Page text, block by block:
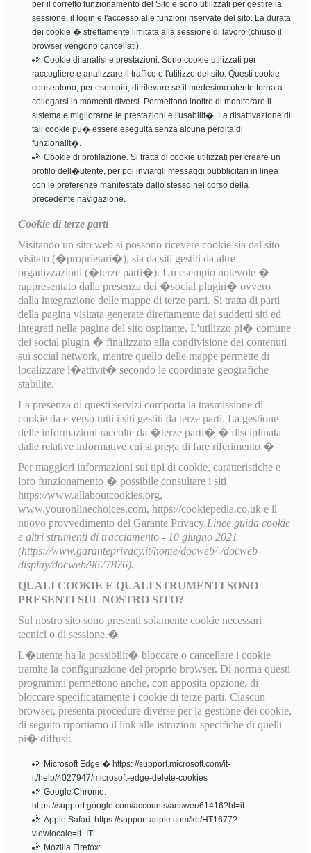
per il corretto funzionamento del Sito e sono utilizzati per gestire la
sessione, il login e l'accesso alle funzioni riservate del sito. La durata
dei cookie � strettamente limitata alla sessione di lavoro (chiuso il
browser vengono cancellati).
Cookie di analisi e prestazioni. Sono cookie utilizzati per
raccogliere e analizzare il traffico e l'utilizzo del sito. Questi cookie
consentono, per esempio, di rilevare se il medesimo utente torna a
collegarsi in momenti diversi. Permettono inoltre di monitorare il
sistema e migliorarne le prestazioni e l'usabilit�. La disattivazione di
tali cookie pu� essere eseguita senza alcuna perdita di
funzionalit�.
Cookie di profilazione. Si tratta di cookie utilizzati per creare un
profilo dell�utente, per poi inviargli messaggi pubblicitari in linea
con le preferenze manifestate dallo stesso nel corso della
precedente navigazione.
Cookie di terze parti
Visitando un sito web si possono ricevere cookie sia dal sito
visitato (�proprietari�), sia da siti gestiti da altre
organizzazioni (�terze parti�). Un esempio notevole �
rappresentato dalla presenza dei �social plugin� ovvero
dalla integrazione delle mappe di terze parti. Si tratta di parti
della pagina visitata generate direttamente dai suddetti siti ed
integrati nella pagina del sito ospitante. L'utilizzo pi� comune
dei social plugin � finalizzato alla condivisione dei contenuti
sui social network, mentre quello delle mappe permette di
localizzare l�attivit� secondo le coordinate geografiche
stabilite.
La presenza di questi servizi comporta la trasmissione di
cookie da e verso tutti i siti gestiti da terze parti. La gestione
delle informazioni raccolte da �terze parti� � disciplinata
dalle relative informative cui si prega di fare riferimento.�
Per maggiori informazioni sui tipi di cookie, caratteristiche e
loro funzionamento � possibile consultare i siti
https://www.allaboutcookies.org,
www.youronlinechoices.com, https://cookiepedia.co.uk e il
nuovo provvedimento del Garante Privacy Linee guida cookie
e altri strumenti di tracciamento - 10 giugno 2021
(https://www.garanteprivacy.it/home/docweb/-/docweb-
display/docweb/9677876).
QUALI COOKIE E QUALI STRUMENTI SONO
PRESENTI SUL NOSTRO SITO?
Sul nostro sito sono presenti solamente cookie necessari
tecnici o di sessione.�
L�utente ha la possibilit� bloccare o cancellare i cookie
tramite la configurazione del proprio browser. Di norma questi
programmi permettono anche, con apposita opzione, di
bloccare specificatamente i cookie di terze parti. Ciascun
browser, presenta procedure diverse per la gestione dei cookie,
di seguito riportiamo il link alle istruzioni specifiche di quelli
pi� diffusi:
Microsoft Edge:� https: //support.microsoft.com/it-
it/help/4027947/microsoft-edge-delete-cookies
Google Chrome:
https://support.google.com/accounts/answer/61416?hl=it
Apple Safari: https://support.apple.com/kb/HT1677?
viewlocale=it_IT
Mozilla Firefox: